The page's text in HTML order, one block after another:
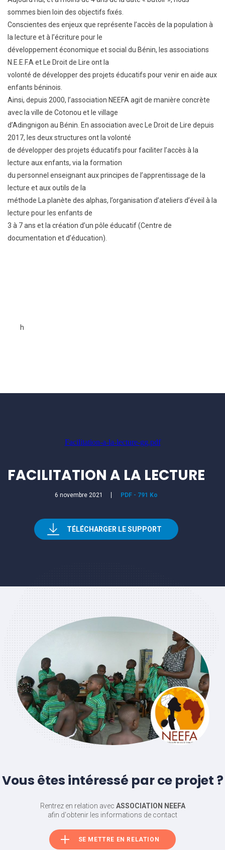
sommes bien loin des objectifs fixés.
Conscientes des enjeux que représente l’accès de la population à
la lecture et à l’écriture pour le
développement économique et social du Bénin, les associations
N.E.E.F.A et Le Droit de Lire ont la
volonté de développer des projets éducatifs pour venir en aide aux
enfants béninois.
Ainsi, depuis 2000, l’association NEEFA agit de manière concrète
avec la ville de Cotonou et le village
d’Adingnigon au Bénin. En association avec Le Droit de Lire depuis
2017, les deux structures ont la volonté
de développer des projets éducatifs pour faciliter l’accès à la
lecture aux enfants, via la formation
du personnel enseignant aux principes de l’apprentissage de la
lecture et aux outils de la
méthode La planète des alphas, l’organisation d’ateliers d’éveil à la
lecture pour les enfants de
3 à 7 ans et la création d’un pôle éducatif (Centre de
documentation et d’éducation).
h
Facilitation-a-la-lecture-gg.pdf
FACILITATION A LA LECTURE
6 novembre 2021 PDF - 791 Ko
TÉLÉCHARGER LE SUPPORT
Vous êtes intéressé par ce projet ?
Rentrez en relation avec ASSOCIATION NEEFA
afin d'obtenir les informations de contact
SE METTRE EN RELATION